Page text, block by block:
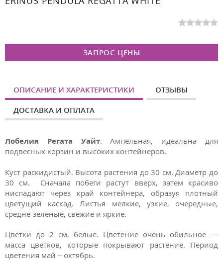
ЗАПРОС ЦЕНЫ
ОПИСАНИЕ И ХАРАКТЕРИСТИКИ ОТЗЫВЫ
ДОСТАВКА И ОПЛАТА
Лобелия Регата Уайт. Ампельная, идеальна для
подвесных корзин и высоких контейнеров.
Куст раскидистый. Высота растения до 30 см. Диаметр до
30 см. Сначала побеги растут вверх, затем красиво
ниспадают через край контейнера, образуя плотный
цветущий каскад. Листья мелкие, узкие, очередные,
средне-зеленые, свежие и яркие.
Цветки до 2 см, белые. Цветение очень обильное —
масса цветков, которые покрывают растение. Период
цветения май – октябрь.